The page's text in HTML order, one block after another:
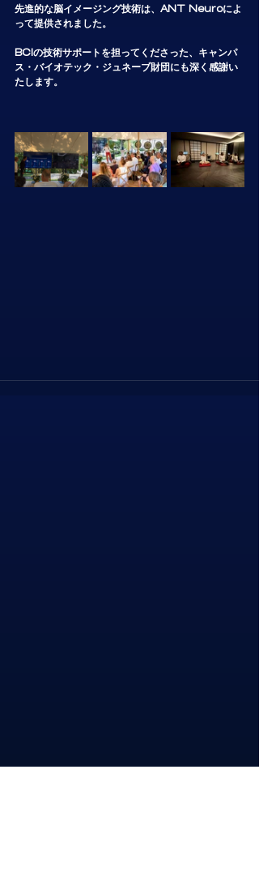
先進的な脳イメージング技術は、ANT Neuroによ
って提供されました。
BCIの技術サポートを担ってくださった、キャンパ
ス・バイオテック・ジュネーブ財団にも深く感謝い
たします。